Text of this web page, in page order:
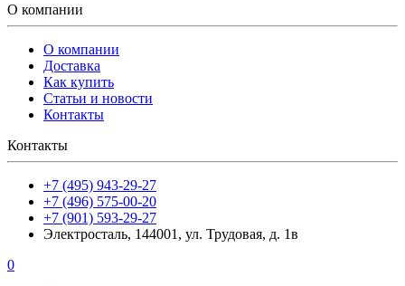
О компании
О компании
Доставка
Как купить
Статьи и новости
Контакты
Контакты
+7 (495) 943-29-27
+7 (496) 575-00-20
+7 (901) 593-29-27
Электросталь, 144001, ул. Трудовая, д. 1в
0